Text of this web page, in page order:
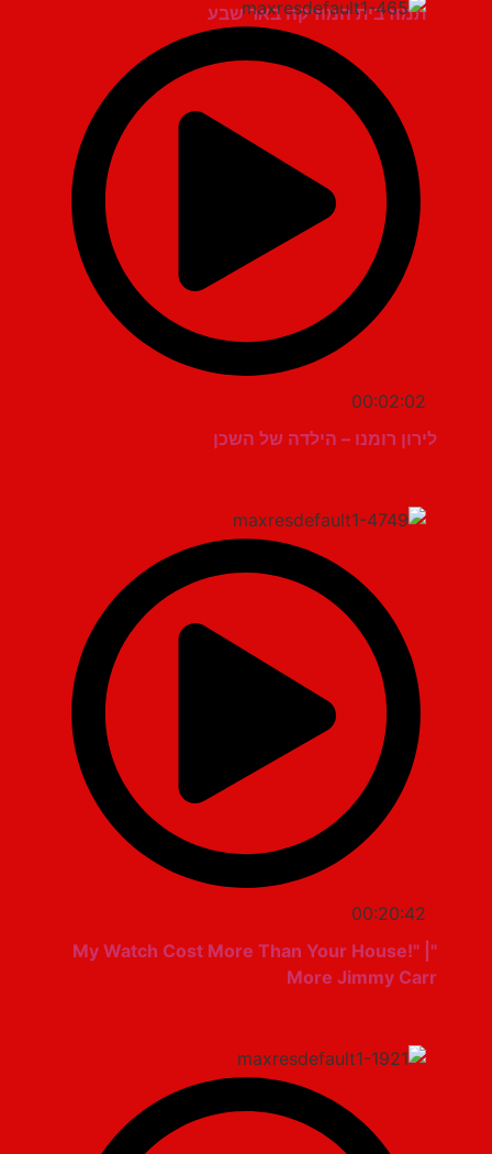
תמוז בית המוזיקה באר שבע
00:02:02
לירון רומנו – הילדה של השכן
00:20:42
"My Watch Cost More Than Your House!" |
More Jimmy Carr